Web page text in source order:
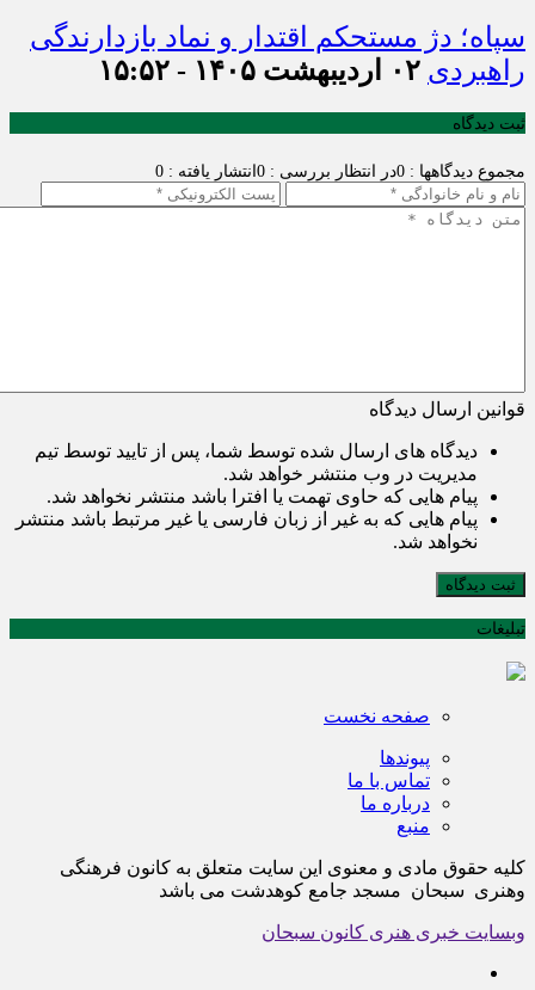
سپاه؛ دژ مستحکم اقتدار و نماد بازدارندگی
راهبردی ۰۲ اردیبهشت ۱۴۰۵ - ۱۵:۵۲
ثبت دیدگاه
مجموع دیدگاهها : 0 در انتظار بررسی : 0 انتشار یافته : 0
قوانین ارسال دیدگاه
دیدگاه های ارسال شده توسط شما، پس از تایید توسط تیم
مدیریت در وب منتشر خواهد شد.
پیام هایی که حاوی تهمت یا افترا باشد منتشر نخواهد شد.
پیام هایی که به غیر از زبان فارسی یا غیر مرتبط باشد منتشر
نخواهد شد.
ثبت دیدگاه
تبلیغات
صفحه نخست
پیوندها
تماس با ما
درباره ما
منبع
کلیه حقوق مادی و معنوی این سایت متعلق به کانون فرهنگی
وهنری سبحان مسجد جامع کوهدشت می باشد
وبسایت خبری هنری کانون سبحان